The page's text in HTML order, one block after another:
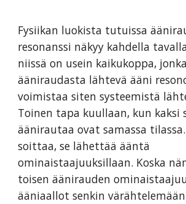
Fysiikan luokista tutuissa
resonanssi näkyy kahdella
niissä on usein kaikukoppa,
ääniraudasta lähtevä ääni
voimistaa siten systeemistä
Toinen tapa kuullaan, kun kaksi
äänirautaa ovat samassa
soittaa, se lähettää ääntä
ominaistaajuuksillaan. Koska
toisen äänirauden
ääniaallot senkin